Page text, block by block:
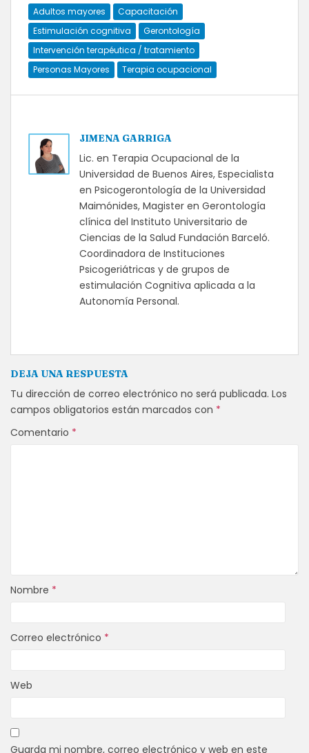
Adultos mayores
Capacitación
Estimulación cognitiva
Gerontología
Intervención terapéutica / tratamiento
Personas Mayores
Terapia ocupacional
JIMENA GARRIGA
Lic. en Terapia Ocupacional de la
Universidad de Buenos Aires, Especialista
en Psicogerontología de la Universidad
Maimónides, Magister en Gerontología
clínica del Instituto Universitario de
Ciencias de la Salud Fundación Barceló.
Coordinadora de Instituciones
Psicogeriátricas y de grupos de
estimulación Cognitiva aplicada a la
Autonomía Personal.
DEJA UNA RESPUESTA
Tu dirección de correo electrónico no será publicada. Los
campos obligatorios están marcados con *
Comentario *
Nombre *
Correo electrónico *
Web
Guarda mi nombre, correo electrónico y web en este